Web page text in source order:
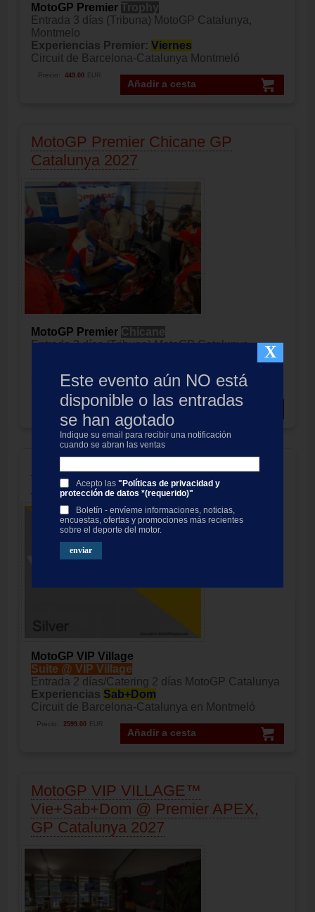
X
Este evento aún NO está
disponible o las entradas
se han agotado
Indique su email para recibir una notificación
cuando se abran las ventas
Acepto las "Políticas de privacidad y
protección de datos *(requerido)"
Boletín - envíeme informaciones, noticias,
encuestas, ofertas y promociones más recientes
sobre el deporte del motor.
MotoGP Premier Trophy
Entrada 3 días (Tribuna) MotoGP Catalunya,
Montmelo
Experiencias Premier: Viernes
Circuit de Barcelona-Catalunya Montmeló
Añadir a cesta
Precio: 449.00 EUR
MotoGP Premier Chicane GP
Catalunya 2027
MotoGP Premier Chicane
Entrada 3 días (Tribuna) MotoGP Catalunya,
Circuit de Barcelona-Catalunya Montmeló
Añadir a cesta
Precio: 899.00 EUR
Sab+Dom, GP Catalunya 2027
MotoGP VIP Village
Suite @ VIP Village
Entrada 2 días/Catering 2 días MotoGP Catalunya
Experiencias Sab+Dom
Circuit de Barcelona-Catalunya en Montmeló
Añadir a cesta
Precio: 2599.00 EUR
MotoGP VIP VILLAGE™
Vie+Sab+Dom @ Premier APEX,
GP Catalunya 2027